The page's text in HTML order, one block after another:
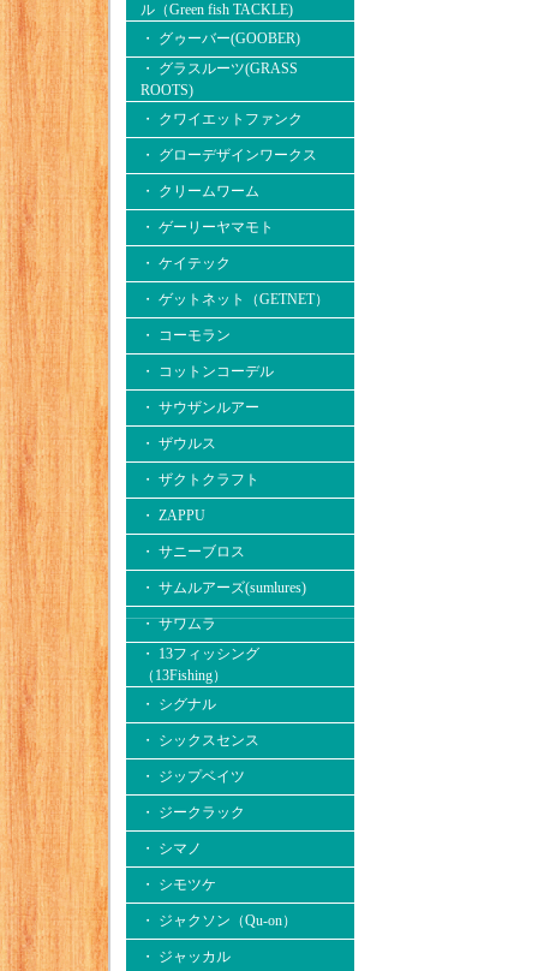
ル（Green fish TACKLE)
・ グゥーバー(GOOBER)
・ グラスルーツ(GRASS
ROOTS)
・ クワイエットファンク
・ グローデザインワークス
・ クリームワーム
・ ゲーリーヤマモト
・ ケイテック
・ ゲットネット（GETNET）
・ コーモラン
・ コットンコーデル
・ サウザンルアー
・ ザウルス
・ ザクトクラフト
・ ZAPPU
・ サニーブロス
・ サムルアーズ(sumlures)
・ サワムラ
・ 13フィッシング
（13Fishing）
・ シグナル
・ シックスセンス
・ ジップベイツ
・ ジークラック
・ シマノ
・ シモツケ
・ ジャクソン（Qu-on）
・ ジャッカル